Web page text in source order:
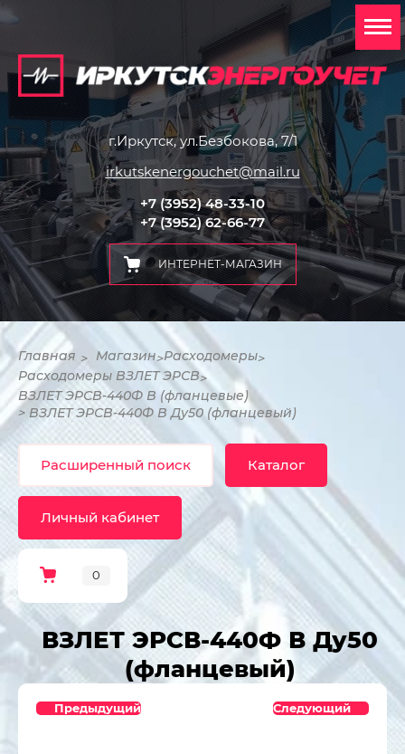
г.Иркутск, ул.Безбокова, 7/1
irkutskenergouchet@mail.ru
+7 (3952) 48-33-10
+7 (3952) 62-66-77
ИНТЕРНЕТ-МАГАЗИН
Главная > Магазин>Расходомеры>
Расходомеры ВЗЛЕТ ЭРСВ>
ВЗЛЕТ ЭРСВ-440Ф В (фланцевые)
> ВЗЛЕТ ЭРСВ-440Ф В Ду50 (фланцевый)
Расширенный поиск Каталог
Личный кабинет
0
ВЗЛЕТ ЭРСВ-440Ф В Ду50
(фланцевый)
Предыдущий Следующий